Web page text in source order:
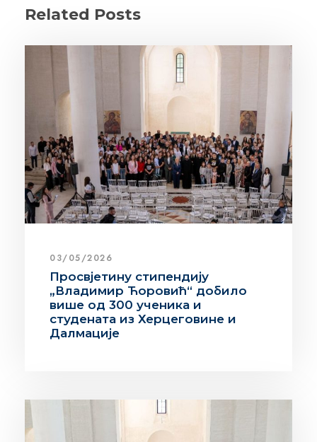
Related Posts
03/05/2026
Просвјетину стипендију
„Владимир Ћоровић“ добило
више од 300 ученика и
студената из Херцеговине и
Далмације